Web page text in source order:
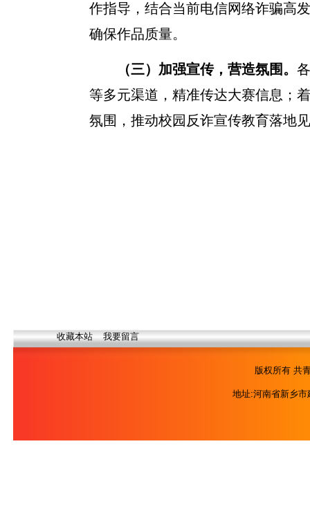
作指导，结合当前电信网络诈骗高
确保作品质量。
（三）加强宣传，营造氛围。
等多元渠道，精准传达大赛信息；
氛围，推动校园反诈宣传教育落地
收藏本站 我要留言
版权所有 共
地址:河南省新乡市